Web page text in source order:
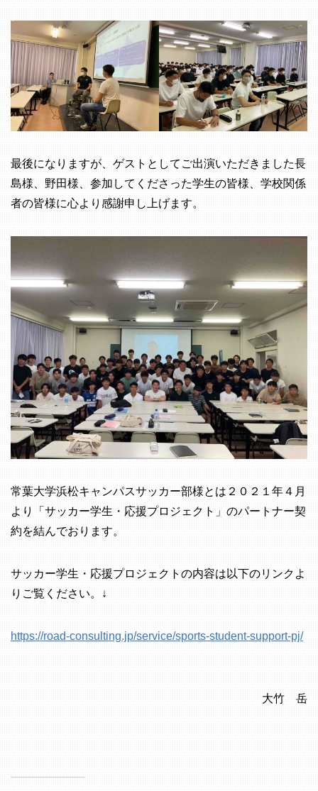
最後になりますが、ゲストとしてご出演いただきました長
島様、野田様、参加してくださった学生の皆様、学校関係
者の皆様に心より感謝申し上げます。
常葉大学浜松キャンパスサッカー部様とは２０２１年４月
より「サッカー学生・応援プロジェクト」のパートナー契
約を結んでおります。
サッカー学生・応援プロジェクトの内容は以下のリンクよ
りご覧ください。↓
https://road-consulting.jp/service/sports-student-support-pj/
大竹 岳